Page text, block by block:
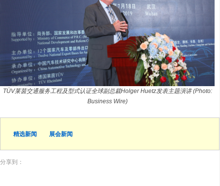
TÜV莱茵交通服务工程及型式认证全球副总裁Holger Huetz发表主题演讲 (Photo:
Business Wire)
精选新闻 展会新闻
分享到：